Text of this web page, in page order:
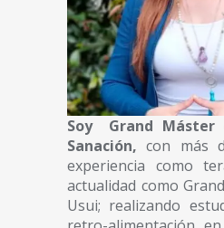
Soy Grand Máster
Sanación, con más
experiencia como
actualidad como
Usui; realizando